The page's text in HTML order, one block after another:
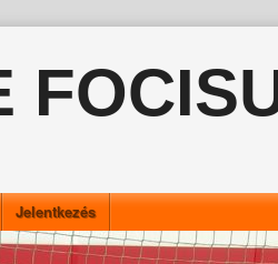
Jelentkezés